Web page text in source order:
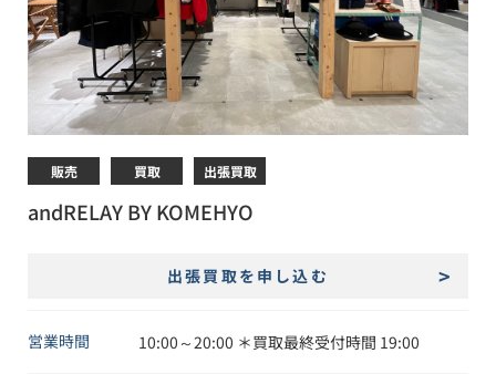
販売 買取 出張買取
andRELAY BY KOMEHYO
出張買取を申し込む
営業時間 10:00～20:00 ＊買取最終受付時間 19:00